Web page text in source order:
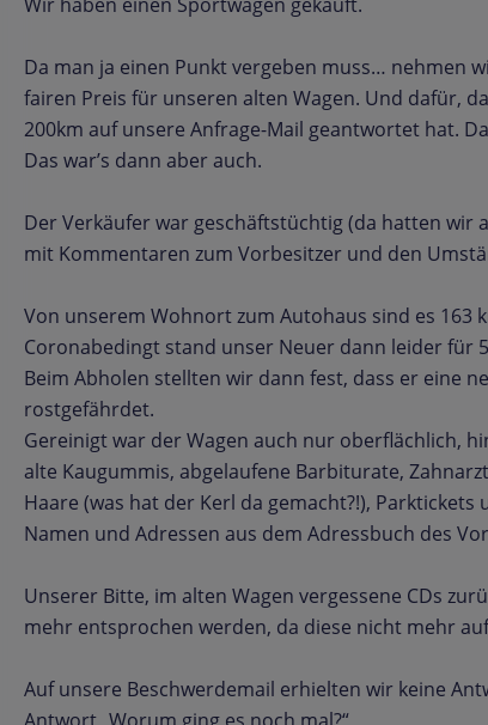
Da man ja einen Punkt vergeben muss… nehmen
fairen Preis für unseren alten Wagen. Und dafür,
200km auf unsere Anfrage-Mail geantwortet hat.
Das war’s dann aber auch.
Der Verkäufer war geschäftstüchtig (da hatten wir
mit Kommentaren zum Vorbesitzer und den
Von unserem Wohnort zum Autohaus sind es 163
Coronabedingt stand unser Neuer dann leider für
Beim Abholen stellten wir dann fest, dass er eine
rostgefährdet.
Gereinigt war der Wagen auch nur oberflächlich,
alte Kaugummis, abgelaufene Barbiturate,
Haare (was hat der Kerl da gemacht?!),
Namen und Adressen aus dem Adressbuch des
Unserer Bitte, im alten Wagen vergessene CDs
mehr entsprochen werden, da diese nicht mehr
Auf unsere Beschwerdemail erhielten wir keine